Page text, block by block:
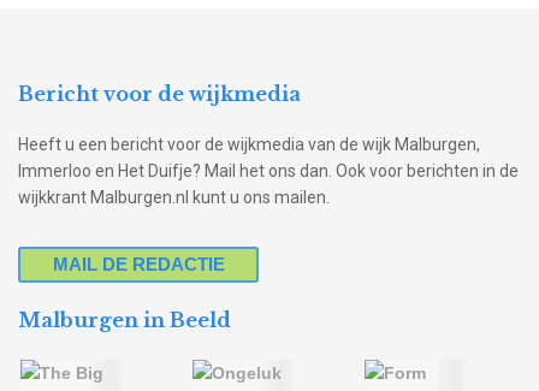
Bericht voor de wijkmedia
Heeft u een bericht voor de wijkmedia van de wijk Malburgen,
Immerloo en Het Duifje? Mail het ons dan. Ook voor berichten in de
wijkkrant Malburgen.nl kunt u ons mailen.
MAIL DE REDACTIE
Malburgen in Beeld